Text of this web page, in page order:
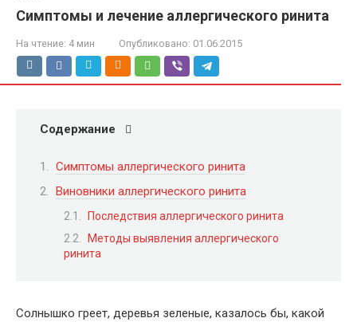
Симптомы и лечение аллергического ринита
На чтение: 4 мин Опубликовано: 01.06.2015
Содержание
Симптомы аллергического ринита
Виновники аллергического ринита
Последствия аллергического ринита
Методы выявления аллергического
ринита
Солнышко греет, деревья зеленые, казалось бы, какой